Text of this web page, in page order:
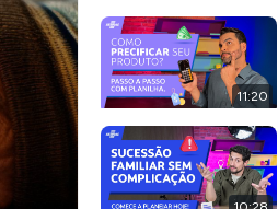
11:20